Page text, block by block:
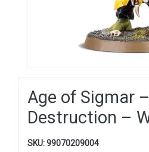
Age of Sigmar –
Destruction –
SKU:99070209004